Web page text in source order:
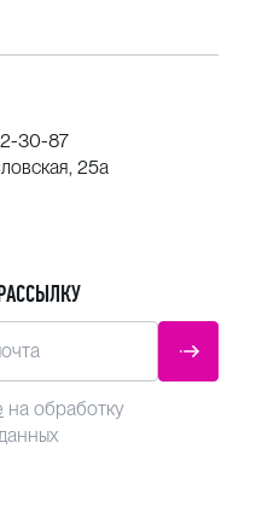
30-87
25а
на обработку